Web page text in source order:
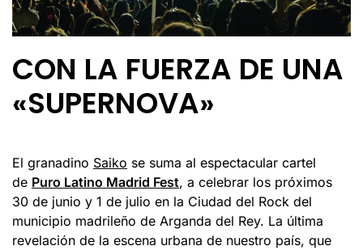
CON LA FUERZA DE UNA
«SUPERNOVA»
El granadino Saiko se suma al espectacular cartel
de Puro Latino Madrid Fest, a celebrar los próximos
30 de junio y 1 de julio en la Ciudad del Rock del
municipio madrileño de Arganda del Rey. La última
revelación de la escena urbana de nuestro país, que